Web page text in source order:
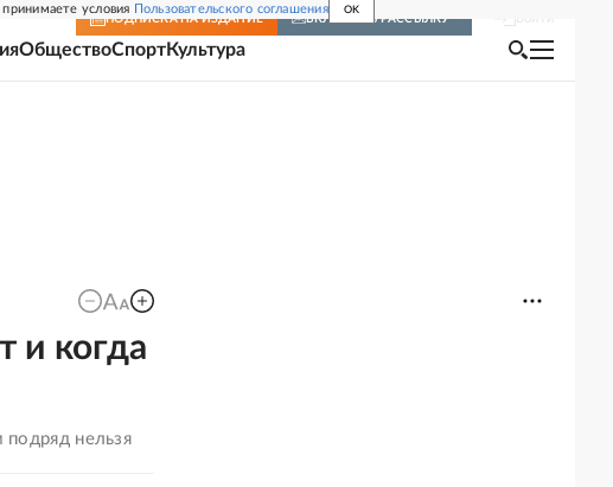
условия Пользовательского соглашения OK
ПОДПИСКА НА ИЗДАНИЕ ВКЛЮЧИТЬ РАССЫЛКУ
ОбществоСпортКультура
и когда
подряд нельзя